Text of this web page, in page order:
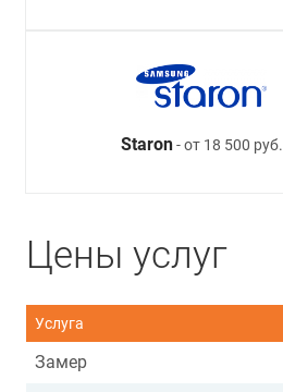
Staron- от 18 500 руб.
Цены услуг
Услуга
Замер